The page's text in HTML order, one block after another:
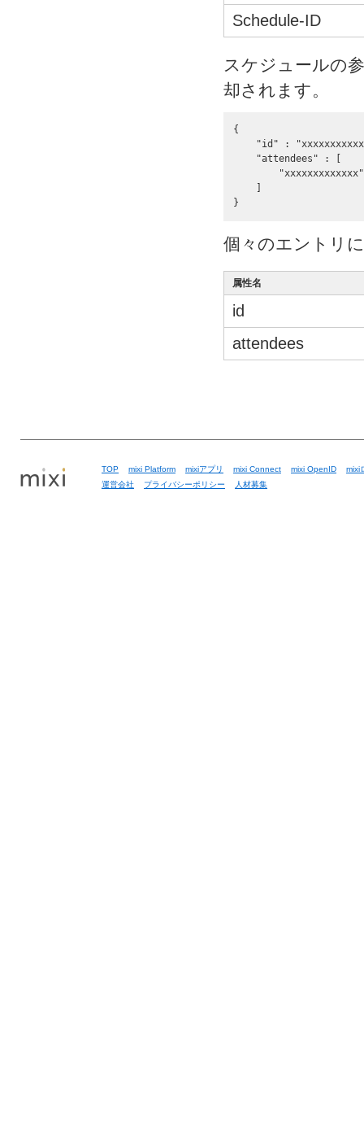
Schedule-ID
スケジュールの
却されます。
{
"id" :
    "attendees" : [
        "xxxxxxxxxxxxx"
}
個々のエントリ
属性名
id
attendees
TOP mixi Platform mixiアプリ mixi Connect mixi OpenID
mixi
運営会社
プライバシーポリシー 人材募集